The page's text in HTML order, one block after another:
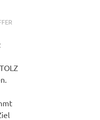
ALLGEMEIN